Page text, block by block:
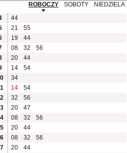
ROBOCZY
SOBOTY
NIEDZIELA
44
21
55
19
44
08 32
56
20
44
14
54
34
14
54
32
56
20
47
08 32
56
20
44
08 32
56
20 44